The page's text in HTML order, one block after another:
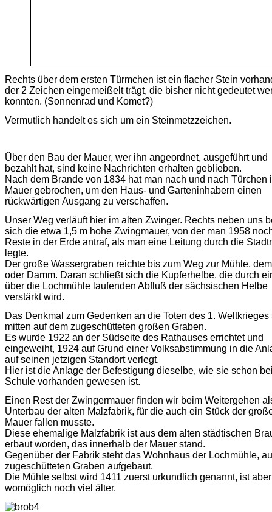
Rechts über dem ersten Türmchen ist ein flacher Stein
der 2 Zeichen eingemeißelt trägt, die bisher nicht gedeutet
konnten. (Sonnenrad und Komet?)
Vermutlich handelt es sich um ein Steinmetzzeichen.
Über den Bau der Mauer, wer ihn angeordnet, ausgeführt und
bezahlt hat, sind keine Nachrichten erhalten geblieben.
Nach dem Brande von 1834 hat man nach und nach Türchen
Mauer gebrochen, um den Haus- und Garteninhabern einen
rückwärtigen Ausgang zu verschaffen.
Unser Weg verläuft hier im alten Zwinger. Rechts neben uns
sich die etwa 1,5 m hohe Zwingmauer, von der man 1958
Reste in der Erde antraf, als man eine Leitung durch die
legte.
Der große Wassergraben reichte bis zum Weg zur Mühle,
oder Damm. Daran schließt sich die Kupferhelbe, die durch
über die Lochmühle laufenden Abfluß der sächsischen Helbe
verstärkt wird.
Das Denkmal zum Gedenken an die Toten des 1. Weltkrieges
mitten auf dem zugeschütteten großen Graben.
Es wurde 1922 an der Südseite des Rathauses errichtet und
eingeweiht, 1924 auf Grund einer Volksabstimmung in die
auf seinen jetzigen Standort verlegt.
Hier ist die Anlage der Befestigung dieselbe, wie sie schon
Schule vorhanden gewesen ist.
Einen Rest der Zwingermauer finden wir beim Weitergehen
Unterbau der alten Malzfabrik, für die auch ein Stück der
Mauer fallen musste.
Diese ehemalige Malzfabrik ist aus dem alten städtischen
erbaut worden, das innerhalb der Mauer stand.
Gegenüber der Fabrik steht das Wohnhaus der Lochmühle,
zugeschütteten Graben aufgebaut.
Die Mühle selbst wird 1411 zuerst urkundlich genannt, ist aber
womöglich noch viel älter.